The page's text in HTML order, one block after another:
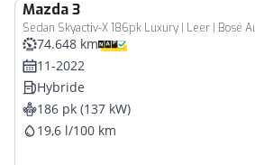
Mazda3
74.648 km
11-2022
Hybride
186 pk (137 kW)
19,6 l/100 km